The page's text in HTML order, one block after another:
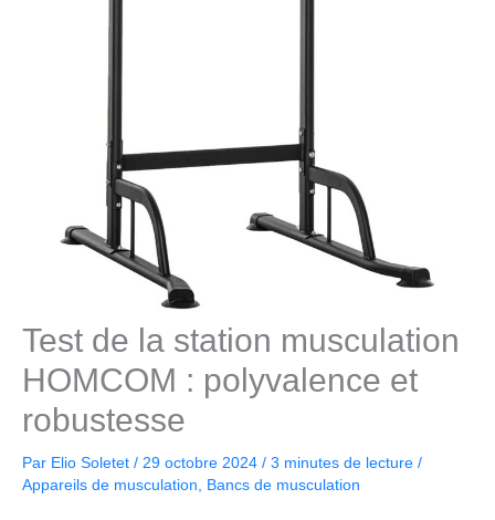
Test de la station musculation
HOMCOM : polyvalence et
robustesse
Par Elio Soletet / 29 octobre 2024 / 3 minutes de lecture /
Appareils de musculation
Bancs de musculation